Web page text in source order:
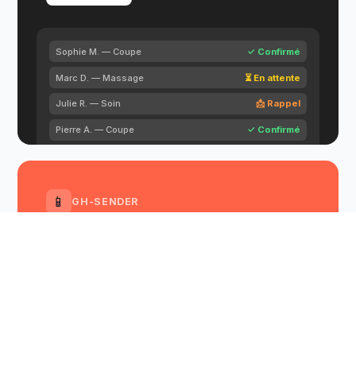
Sophie M. — Coupe ✓ Confirmé
Marc D. — Massage ⏳ En attente
Julie R. — Soin 📩 Rappel
Pierre A. — Coupe ✓ Confirmé
📱 GH-SENDER